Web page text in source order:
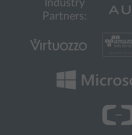
Industry
Partners: